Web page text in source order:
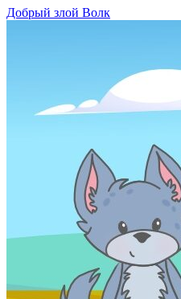
Добрый злой Волк